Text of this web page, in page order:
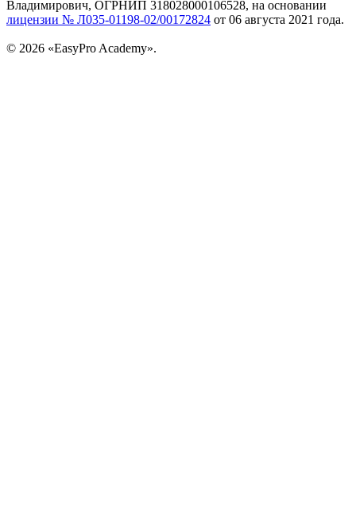
Владимирович, ОГРНИП 318028000106528, на основании
лицензии № Л035-01198-02/00172824 от 06 августа 2021 года.
© 2026 «EasyPro Academy».